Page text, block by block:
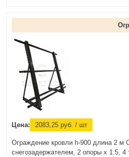
Цена: 2083,25 руб. / шт
Ограждение кровли h-900 длина 2 м
снегозадержателем, 2 опоры х 1.5, 4